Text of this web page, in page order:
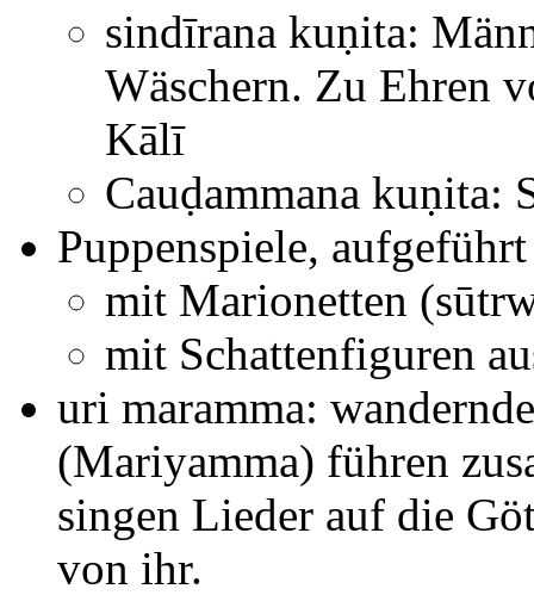
sindīrana kuṇita:
Wäschern. Zu Ehren
Kālī
Cauḍammana kuṇita:
Puppenspiele,
mit Marionetten
mit Schattenfiguren
uri maramma:
(Mariyamma) führen
singen Lieder auf die
von ihr.